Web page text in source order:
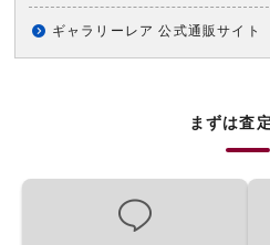
ギャラリーレア 公式通販サイト
まずは査